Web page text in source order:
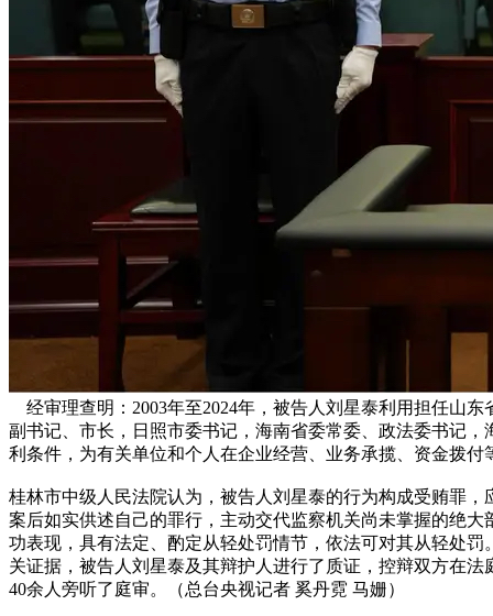
经审理查明：2003年至2024年，被告人刘星泰利用担任山
副书记、市长，日照市委书记，海南省委常委、政法委书记
利条件，为有关单位和个人在企业经营、业务承揽、资金拨
桂林市中级人民法院认为，被告人刘星泰的行为构成受贿罪
案后如实供述自己的罪行，主动交代监察机关尚未掌握的绝
功表现，具有法定、酌定从轻处罚情节，依法可对其从轻处
关证据，被告人刘星泰及其辩护人进行了质证，控辩双方在
40余人旁听了庭审。（总台央视记者 奚丹霓 马姗）